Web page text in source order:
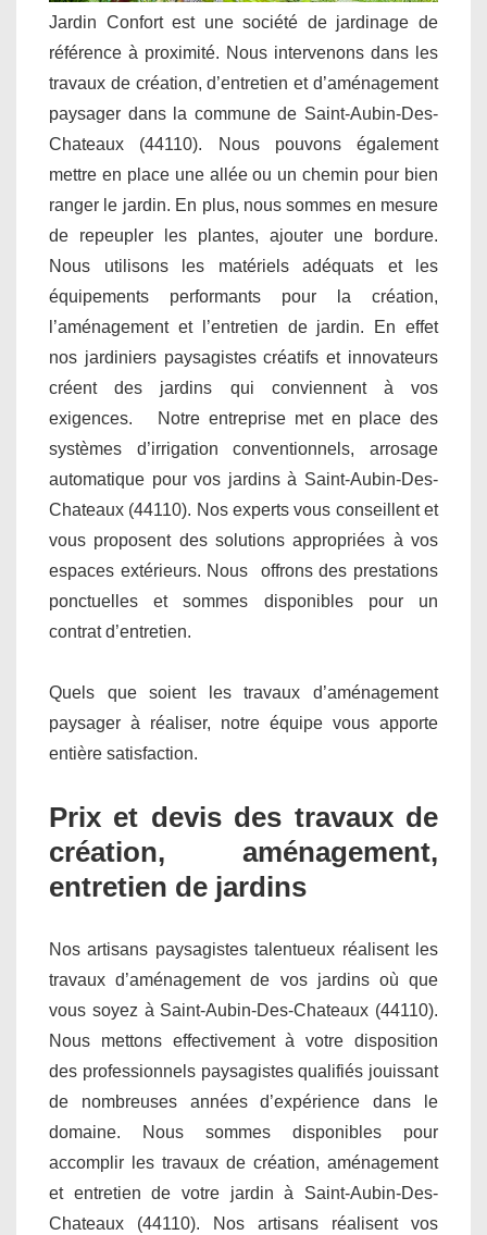
Jardin Confort est une société de jardinage de
référence à proximité. Nous intervenons dans les
travaux de création, d’entretien et d’aménagement
paysager dans la commune de Saint-Aubin-Des-
Chateaux (44110). Nous pouvons également
mettre en place une allée ou un chemin pour bien
ranger le jardin. En plus, nous sommes en mesure
de repeupler les plantes, ajouter une bordure.
Nous utilisons les matériels adéquats et les
équipements performants pour la création,
l’aménagement et l’entretien de jardin. En effet
nos jardiniers paysagistes créatifs et innovateurs
créent des jardins qui conviennent à vos
exigences. Notre entreprise met en place des
systèmes d’irrigation conventionnels, arrosage
automatique pour vos jardins à Saint-Aubin-Des-
Chateaux (44110). Nos experts vous conseillent et
vous proposent des solutions appropriées à vos
espaces extérieurs. Nous offrons des prestations
ponctuelles et sommes disponibles pour un
contrat d’entretien.
Quels que soient les travaux d’aménagement
paysager à réaliser, notre équipe vous apporte
entière satisfaction.
Prix et devis des travaux de
création, aménagement,
entretien de jardins
Nos artisans paysagistes talentueux réalisent les
travaux d’aménagement de vos jardins où que
vous soyez à Saint-Aubin-Des-Chateaux (44110).
Nous mettons effectivement à votre disposition
des professionnels paysagistes qualifiés jouissant
de nombreuses années d’expérience dans le
domaine. Nous sommes disponibles pour
accomplir les travaux de création, aménagement
et entretien de votre jardin à Saint-Aubin-Des-
Chateaux (44110). Nos artisans réalisent vos